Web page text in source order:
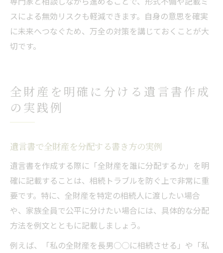
スによる無効リスクも軽減できます。自身の意思を確実
に未来へつなぐため、万全の対策を講じておくことが大
切です。
全財産を明確に分ける遺言書作成
の実践例
遺言書で全財産を分配する書き方の実例
遺言書を作成する際に「全財産を誰に分配するか」を明
確に記載することは、相続トラブルを防ぐ上で非常に重
要です。特に、全財産を特定の相続人に渡したい場合
や、家族全員で公平に分けたい場合には、具体的な分配
方法を例文とともに記載しましょう。
例えば、「私の全財産を長男○○に相続させる」や「私